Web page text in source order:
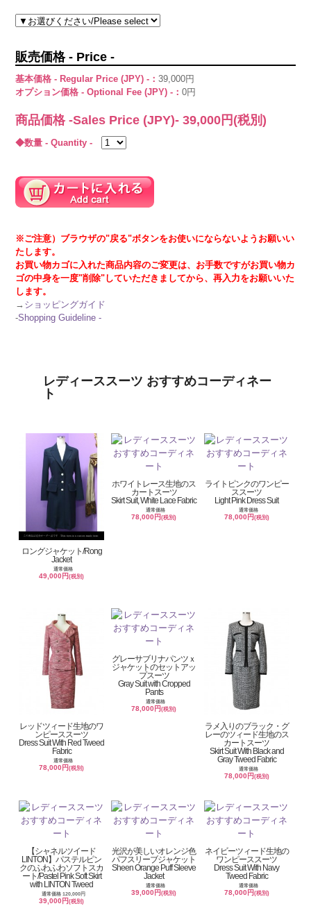
販売価格 - Price -
基本価格 - Regular Price (JPY) -：39,000円
オプション価格 - Optional Fee (JPY) -：0円
商品価格 -Sales Price (JPY)-39,000 円(税別)
◆数量 - Quantity -
※ご注意）ブラウザの"戻る"ボタンをお使いにならないようお願いい
たします。
お買い物カゴに入れた商品内容のご変更は、お手数ですがお買い物カ
ゴの中身を一度"削除"していただきましてから、再入力をお願いいた
します。
→ ショッピングガイド
-Shopping Guideline -
レディーススーツ おすすめコーディネー
ト
ロングジャケット/Rong
Jacket
通常価格
49,000円(税別)
ホワイトレース生地のス
カートスーツ
Skirt Suit, White Lace Fabric
通常価格
78,000円(税別)
ライトピンクのワンピー
ススーツ
Light Pink Dress Suit
通常価格
78,000円 (税別)
レッドツィード生地のワ
ンピーススーツ
Dress Suit With Red Tweed
Fabric
通常価格
78,000円(税別)
グレーサブリナパンツｘ
ジャケットのセットアッ
プスーツ
Gray Suit with Cropped
Pants
通常価格
78,000円(税別)
ラメ入りのブラック・グ
レーのツィード生地のス
カートスーツ
Skirt Suit With Black and
Gray Tweed Fabric
通常価格
78,000円 (税別)
【シャネルツイード
LINTON】パステルピン
クのふわふわソフトスカ
ート/Pastel Pink Soft Skirt
with LINTON Tweed
通常価格 120,000円
39,000円(税別)
光沢が美しいオレンジ色
パフスリーブジャケット
Sheen Orange Puff Sleeve
Jacket
通常価格
39,000円(税別)
ネイビーツィード生地の
ワンピーススーツ
Dress Suit With Navy
Tweed Fabric
通常価格
78,000円 (税別)